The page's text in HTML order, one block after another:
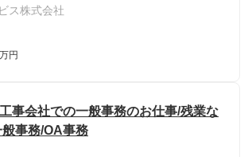
ス株式会社
円
事会社での一般事務のお仕事/残業な
般事務/OA事務